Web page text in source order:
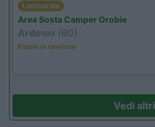
Lombardia
Area Sosta Camper Orobie
Ardesio (BG)
Estate in cineteca
Vedi altri